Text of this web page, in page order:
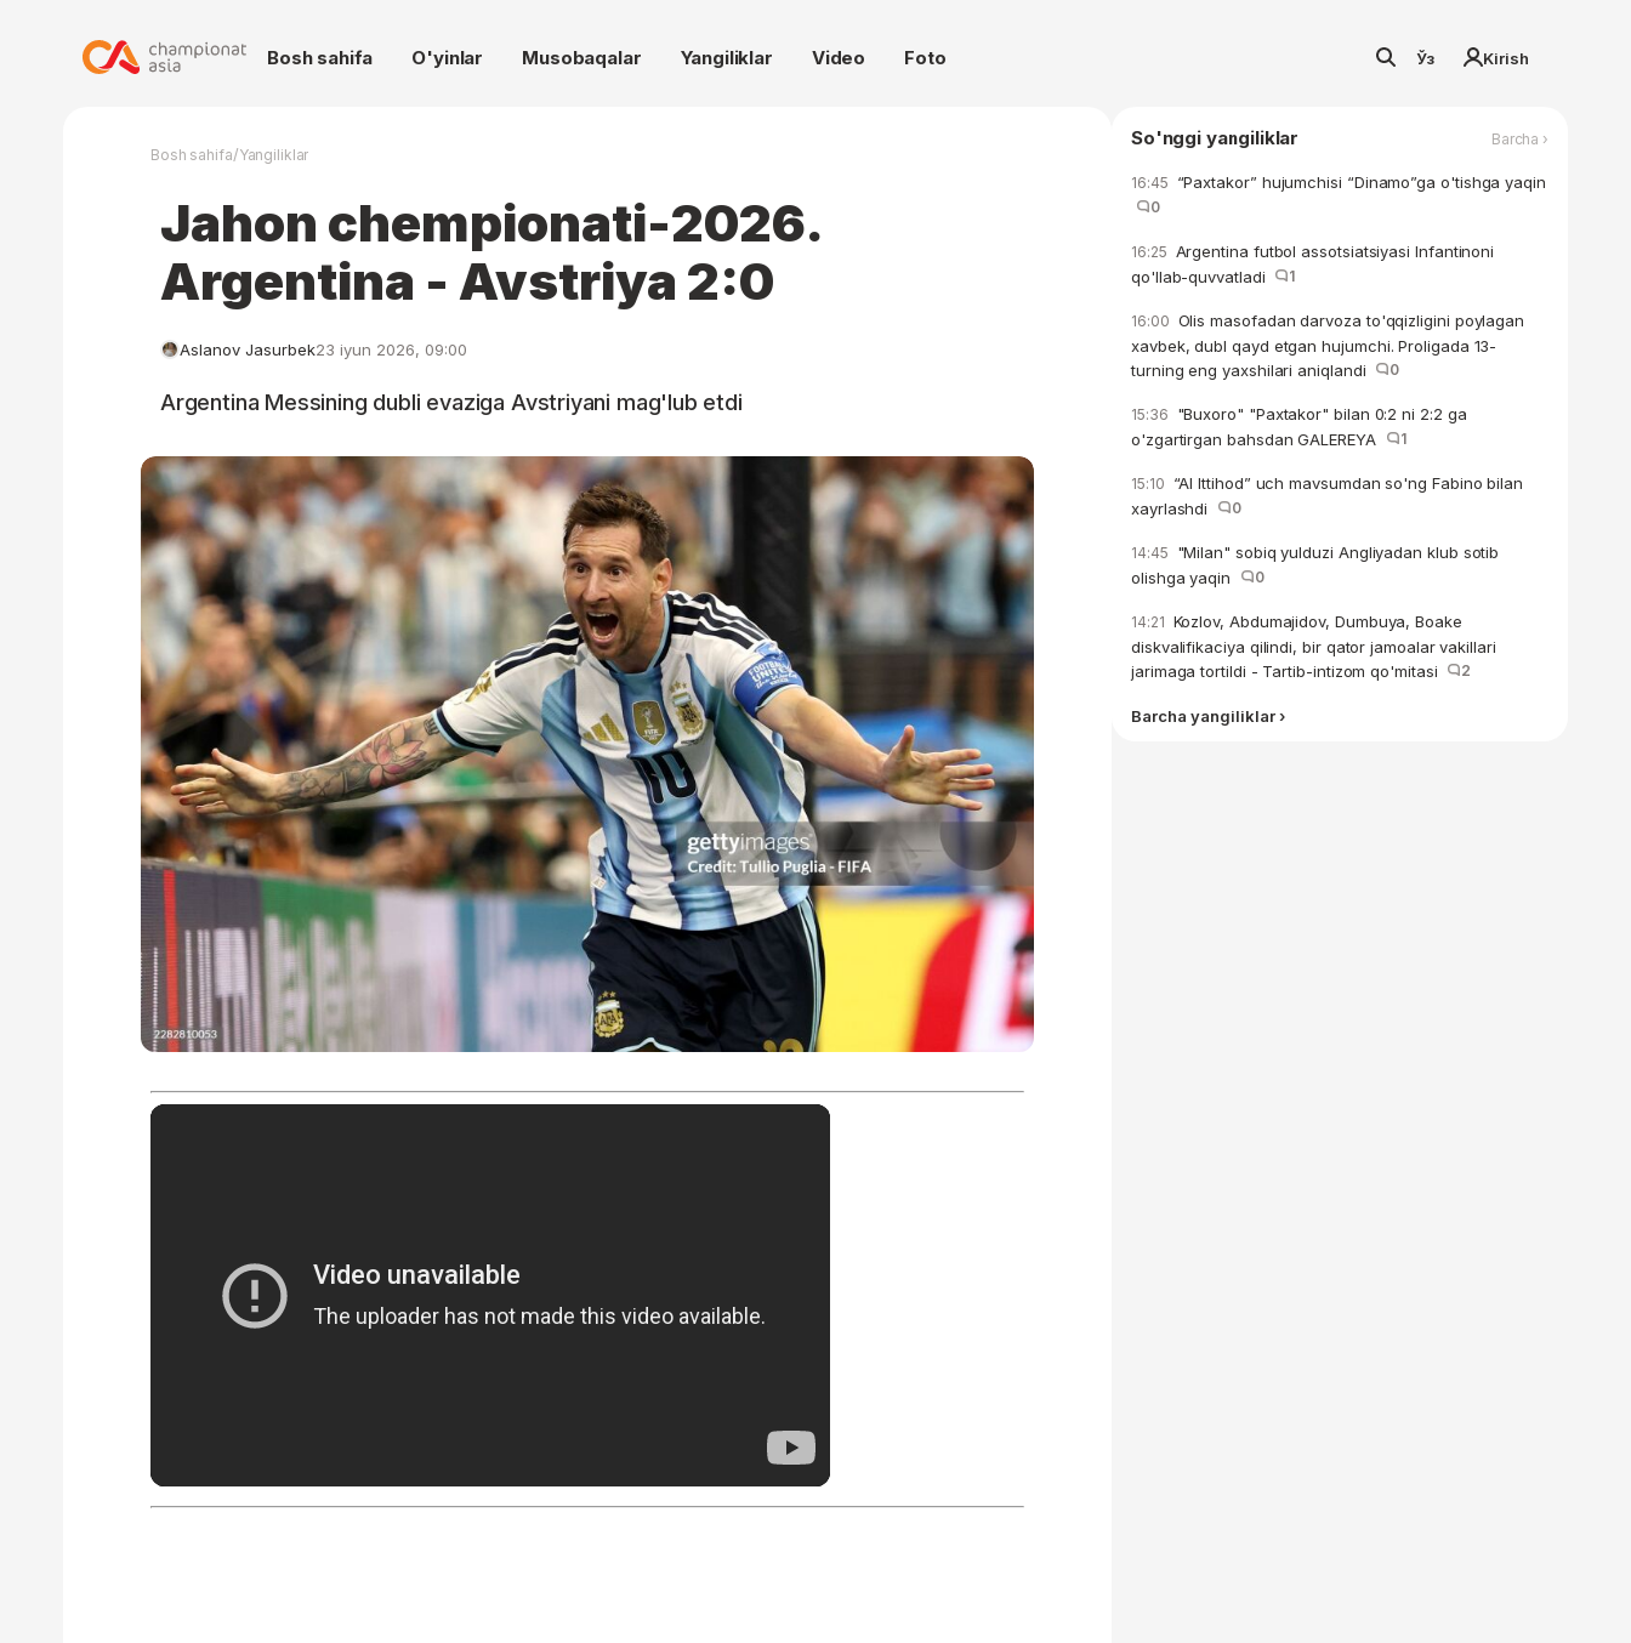
Bosh sahifa O'yinlar Musobaqalar Yangiliklar Video Foto Ўз Kirish
Bosh sahifa/Yangiliklar
Jahon chempionati-2026.
Argentina - Avstriya 2:0
Aslanov Jasurbek23 iyun 2026, 09:00
Argentina Messining dubli evaziga Avstriyani mag'lub etdi
So'nggi yangiliklar Barcha ›
16:45 “Paxtakor” hujumchisi “Dinamo”ga o'tishga yaqin
0
16:25 Argentina futbol assotsiatsiyasi Infantinoni
qo'llab-quvvatladi
1
16:00 Olis masofadan darvoza to'qqizligini poylagan
xavbek, dubl qayd etgan hujumchi. Proligada 13-
turning eng yaxshilari aniqlandi
0
15:36 "Buxoro" "Paxtakor" bilan 0:2 ni 2:2 ga
o'zgartirgan bahsdan GALEREYA
1
15:10 “Al Ittihod” uch mavsumdan so'ng Fabino bilan
xayrlashdi
0
14:45 "Milan" sobiq yulduzi Angliyadan klub sotib
olishga yaqin
0
14:21 Kozlov, Abdumajidov, Dumbuya, Boake
diskvalifikaciya qilindi, bir qator jamoalar vakillari
jarimaga tortildi - Tartib-intizom qo'mitasi
2
Barcha yangiliklar ›